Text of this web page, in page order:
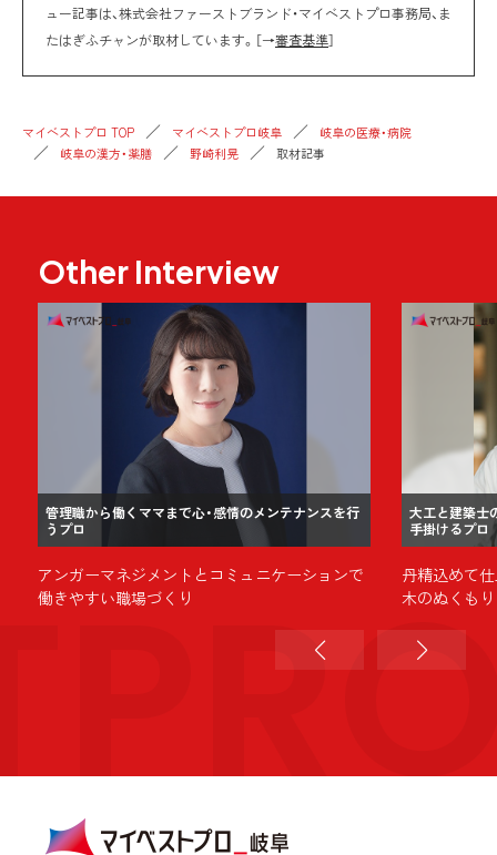
ュー記事は、株式会社ファーストブランド・マイベストプロ事務局、ま
たはぎふチャンが取材しています。［→審査基準］
マイベストプロ TOP マイベストプロ岐阜
岐阜の医療・病院
岐阜の漢方・薬膳
野崎利晃 取材記事
Other Interview
管理職から働くママまで心・感情のメンテナンスを行
うプロ
アンガーマネジメントとコミュニケーションで
働きやすい職場づくり
大工と建築士
手掛けるプロ
丹精込めて
木のぬくも